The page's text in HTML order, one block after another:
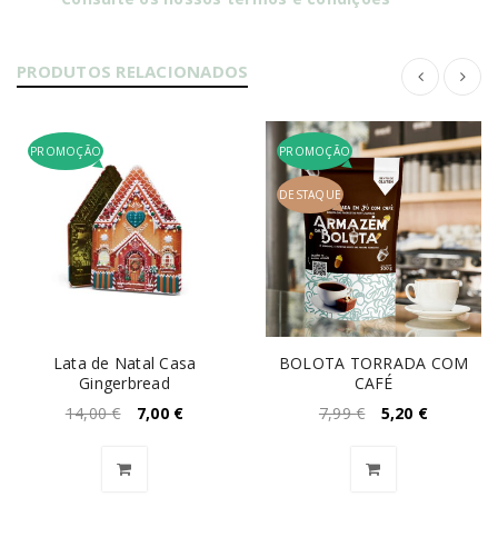
PRODUTOS RELACIONADOS
PROMOÇÃO
Lata de Natal Casa
Gingerbread
14,00€ 7,00 €
PROMOÇÃO
DESTAQUE
BOLOTA TORRADA COM
CAFÉ
7,99€ 5,20 €